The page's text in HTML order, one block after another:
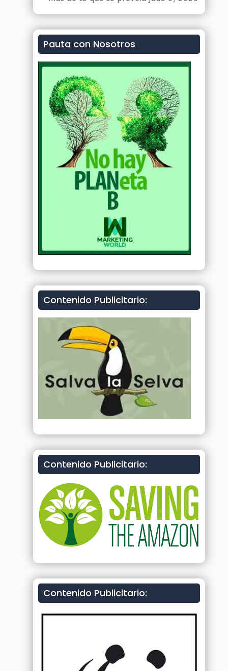
Pauta con Nosotros
Contenido Publicitario:
Contenido Publicitario:
Contenido Publicitario: